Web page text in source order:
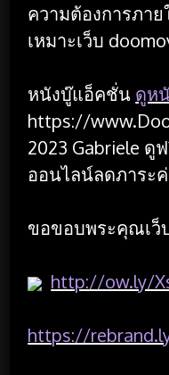
ความต้องการภา
เหมาะเว็บ
หนังบู๊แอ็คชั่น ดูห
https://
2023 Gabriele ดู
ออนไลน์ลดภาระ
ขอขอบพระคุณเว็
http://ow.ly/
https://